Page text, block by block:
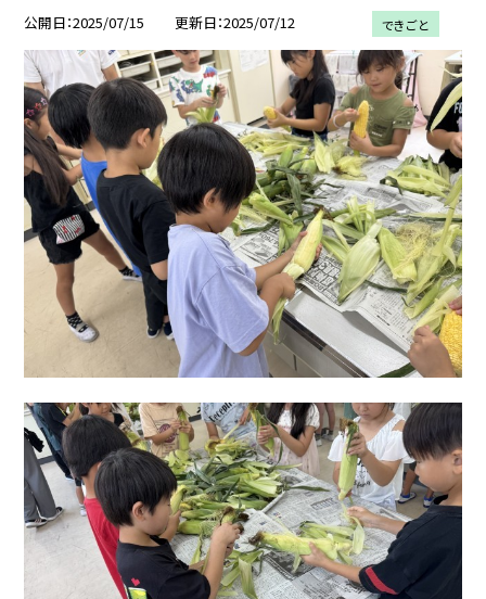
公開日 2025/07/15 更新日 2025/07/12 できごと